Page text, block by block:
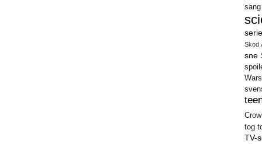
Skod
sne
Wars
Crow
tog
TV-